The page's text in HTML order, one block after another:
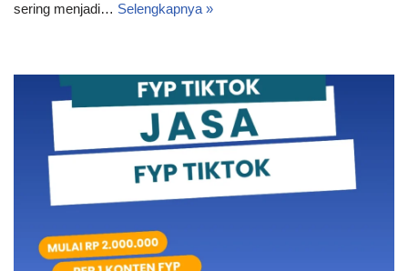
sering menjadi… Selengkapnya »